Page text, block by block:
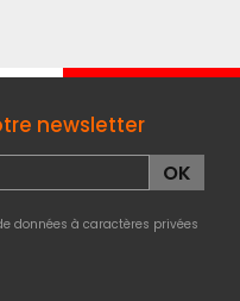
newsletter
données à caractères privées